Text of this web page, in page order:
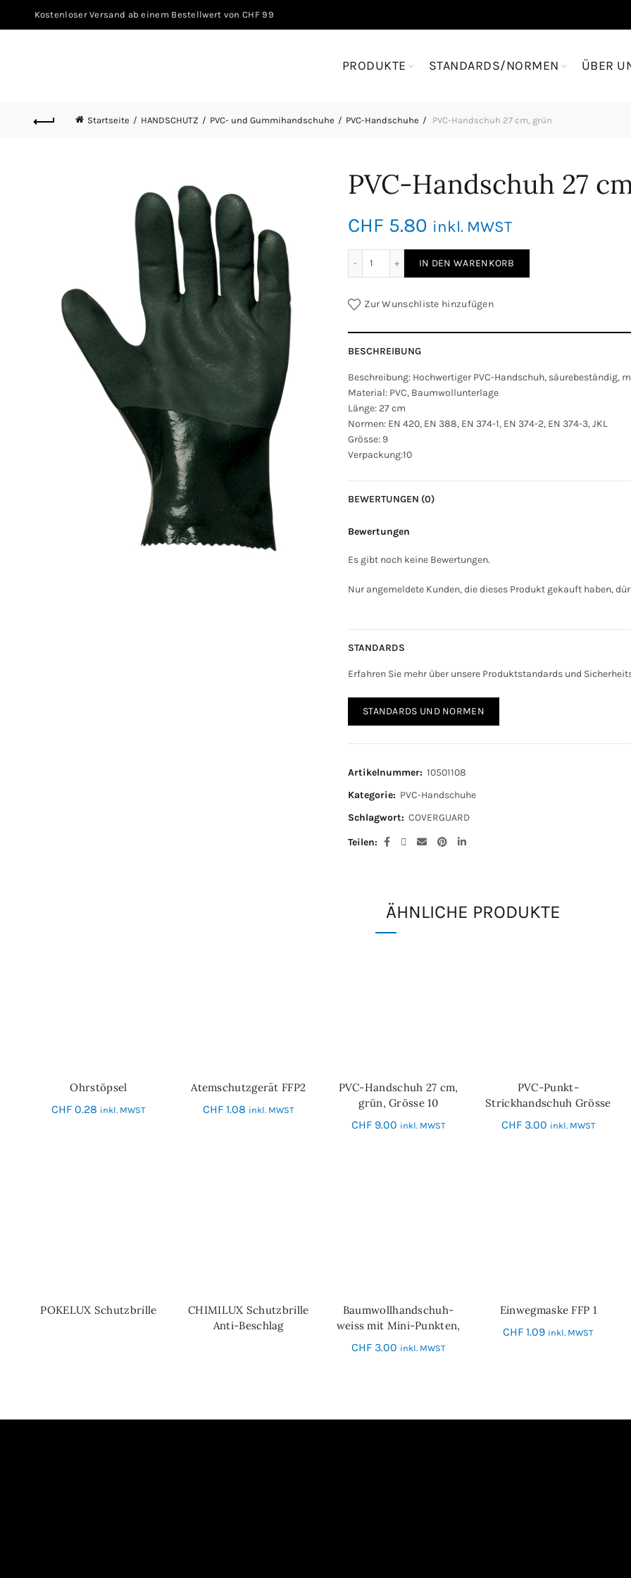
Kostenloser Versand ab einem Bestellwert von CHF 99
PRODUKTE STANDARDS/NORMEN ÜBER
Startseite HANDSCHUTZ PVC- und Gummihandschuhe PVC-Handschuhe PVC-Handschuh 27 cm, grün
PVC-Handschuh 27
CHF 5.80 inkl. MWST
IN DEN WARENKORB
Zur Wunschliste hinzufügen
BESCHREIBUNG
Beschreibung: Hochwertiger PVC-Handschuh,
Material: PVC, Baumwollunterlage
Länge: 27 cm
Normen: EN 420, EN 388, EN 374-1, EN 374-2, EN 374-3, JKL
Grösse: 9
Verpackung:10
BEWERTUNGEN (0)
Bewertungen
Es gibt noch keine Bewertungen.
Nur angemeldete Kunden, die dieses Produkt gekauft haben,
STANDARDS
Erfahren Sie mehr über unsere Produktstandards und
STANDARDS UND NORMEN
Artikelnummer: 10501108
Kategorie: PVC-Handschuhe
Schlagwort: COVERGUARD
Teilen
ÄHNLICHE PRODUKTE
IN DEN WARENKORB
Ohrstöpsel
CHF 0.28 inkl. MWST
IN DEN WARENKORB
Atemschutzgerät FFP2
CHF 1.08 inkl. MWST
IN DEN WARENKORB
PVC-Handschuh 27 cm,
grün, Grösse 10
CHF 9.00 inkl. MWST
IN DEN WARENKORB
PVC-Punkt-
Strickhandschuh Grösse
CHF3.00 inkl. MWST
WEITERLESEN
POKELUX Schutzbrille WEITERLESEN
CHIMILUX Schutzbrille
Anti-Beschlag
IN DEN WARENKORB
Baumwollhandschuh-
weiss mit Mini-Punkten,
Grösse 10
CHF 3.00 inkl. MWST
IN DEN WARENKORB
Einwegmaske FFP 1
CHF 1.09 inkl. MWST